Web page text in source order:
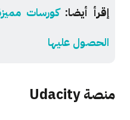
إقرأ أيضا:كورسات
الحصول عليها
منصة Udacity